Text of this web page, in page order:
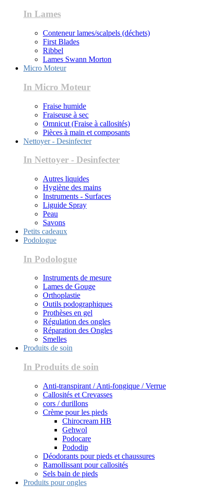
In Lames
Conteneur lames/scalpels (déchets)
First Blades
Ribbel
Lames Swann Morton
Micro Moteur
In Micro Moteur
Fraise humide
Fraiseuse à sec
Omnicut (Fraise à callosités)
Pièces à main et composants
Nettoyer - Desinfecter
In Nettoyer - Desinfecter
Autres liquides
Hygiène des mains
Instruments - Surfaces
Liguide Spray
Peau
Savons
Petits cadeaux
Podologue
In Podologue
Instruments de mesure
Lames de Gouge
Orthoplastie
Outils podographiques
Prothèses en gel
Régulation des ongles
Réparation des Ongles
Smelles
Produits de soin
In Produits de soin
Anti-transpirant / Anti-fongique / Verrue
Callosités et Crevasses
cors / durillons
Crème pour les pieds
Chirocream HB
Gehwol
Podocare
Pododip
Déodorants pour pieds et chaussures
Ramollissant pour callosités
Sels bain de pieds
Produits pour ongles